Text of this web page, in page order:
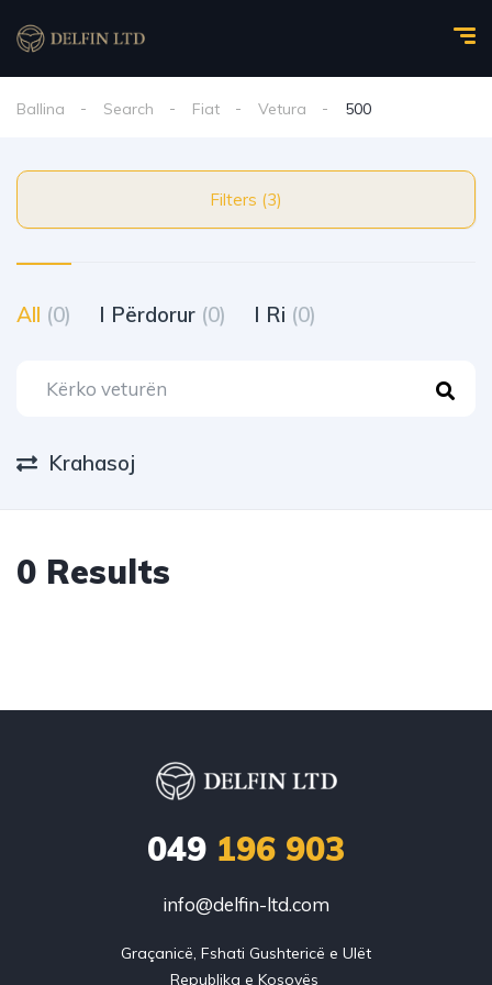
Ballina Search Fiat Vetura 500
Filters (3)
All (0) I Përdorur (0) I Ri (0)
Krahasoj
0 Results
049 196 903
info@delfin-ltd.com
Graçanicë, Fshati Gushtericë e Ulët